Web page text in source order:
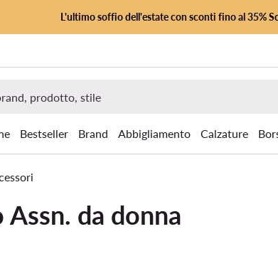
L'ultimo soffio dell'estate con sconti fino al 35%
Bestseller Brand Abbigliamento Calzature
da donna